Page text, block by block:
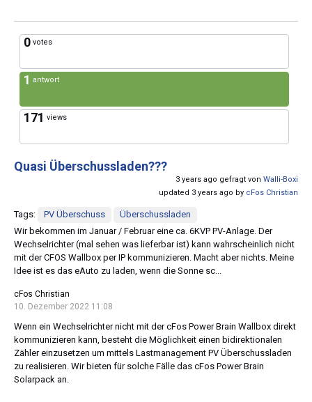
0 votes
1 antwort
171 views
Quasi Überschussladen???
3 years ago gefragt von Walli-Boxi
updated 3 years ago by cFos Christian
Tags: PV Überschuss
Überschussladen
Wir bekommen im Januar / Februar eine ca. 6KVP PV-Anlage. Der
Wechselrichter (mal sehen was lieferbar ist) kann wahrscheinlich nicht
mit der CFOS Wallbox per IP kommunizieren. Macht aber nichts. Meine
Idee ist es das eAuto zu laden, wenn die Sonne sc...
cFos Christian
10. Dezember 2022 11:08
Wenn ein Wechselrichter nicht mit der cFos Power Brain Wallbox direkt
kommunizieren kann, besteht die Möglichkeit einen bidirektionalen
Zähler einzusetzen um mittels Lastmanagement PV Überschussladen
zu realisieren. Wir bieten für solche Fälle das cFos Power Brain
Solarpack an.